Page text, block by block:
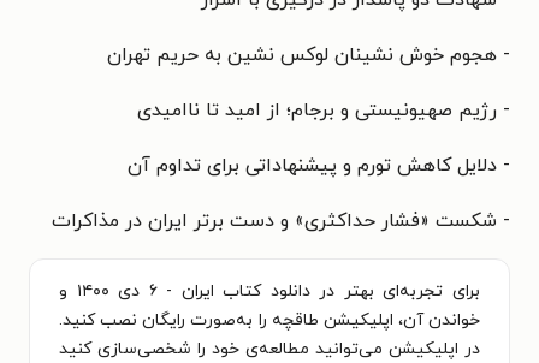
- هجوم خوش نشینان لوکس نشین به حریم تهران
- رژیم صهیونیستی و برجام؛ از امید تا ناامیدی
- دلایل کاهش تورم و پیشنهاداتی برای تداوم آن
- شکست «فشار حداکثری» و دست برتر ایران در مذاکرات
برای تجربه‌ای بهتر در دانلود کتاب ایران - ۶ دی ۱۴۰۰ و
خواندن آن، اپلیکیشن طاقچه را به‌صورت رایگان نصب کنید.
در اپلیکیشن می‌توانید مطالعه‌ی خود را شخصی‌سازی کنید